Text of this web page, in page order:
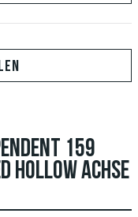
159
HOLLOW ACHSE